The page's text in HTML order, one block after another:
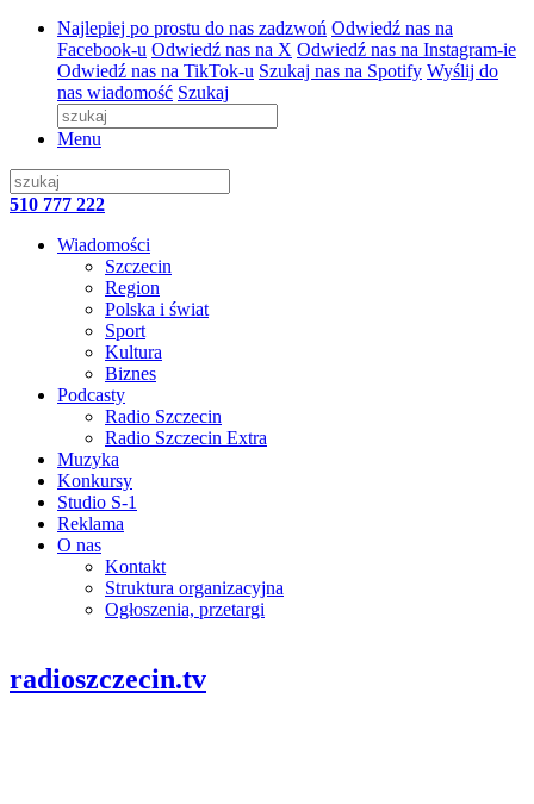
Najlepiej po prostu do nas zadzwoń Odwiedź nas na
Facebook-u Odwiedź nas na X Odwiedź nas na Instagram-ie
Odwiedź nas na TikTok-u Szukaj nas na Spotify Wyślij do
nas wiadomość Szukaj
Menu
510 777 222
Wiadomości
Szczecin
Region
Polska i świat
Sport
Kultura
Biznes
Podcasty
Radio Szczecin
Radio Szczecin Extra
Muzyka
Konkursy
Studio S-1
Reklama
O nas
Kontakt
Struktura organizacyjna
Ogłoszenia, przetargi
radioszczecin.tv